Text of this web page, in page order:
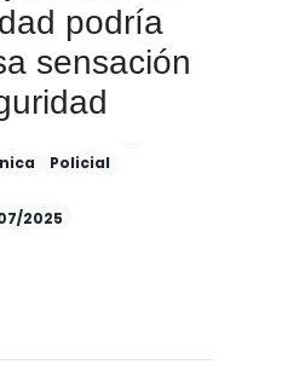
podría
sensación
Policial
2025